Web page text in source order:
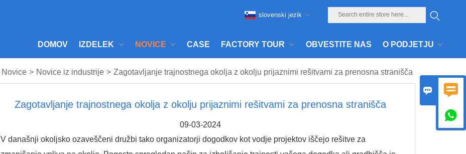
DOMOV IZDELEK NOVICE CASE FACTORY TOUR OBVESTITE NAS O PODJETJU
slovenski jezik
Novice > Novice iz industrije > Zagotavljanje trajnostnega okolja z okolju prijaznimi rešitvami za prenosna stranišča
Zagotavljanje trajnostnega okolja z okolju prijaznimi rešitvami za prenosna stranišča
09-03-2024
V današnji okoljsko ozaveščeni družbi tako organizatorji dogodkov kot vodje projektov iščejo rešitve za
 
